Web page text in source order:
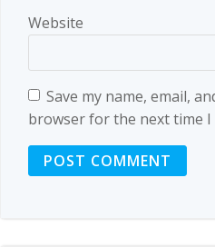
Website
Save my name, email,
browser for the next time I